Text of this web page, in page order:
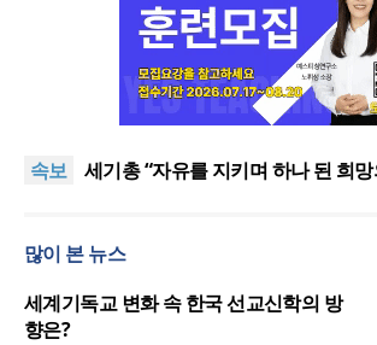
속보
세계기독교 변화 속 한국 선교신학의
회 촉구
세기총 “자유를 지키며 하나 된 희
‘PIERS’ 대전 유치
세계기독교 변화 속 한국 선교신학의
대전 시민·학부모단체, ‘성평등복
회 촉구
많이 본 뉴스
세계기독교 변화 속 한국 선교신학의 방
향은?